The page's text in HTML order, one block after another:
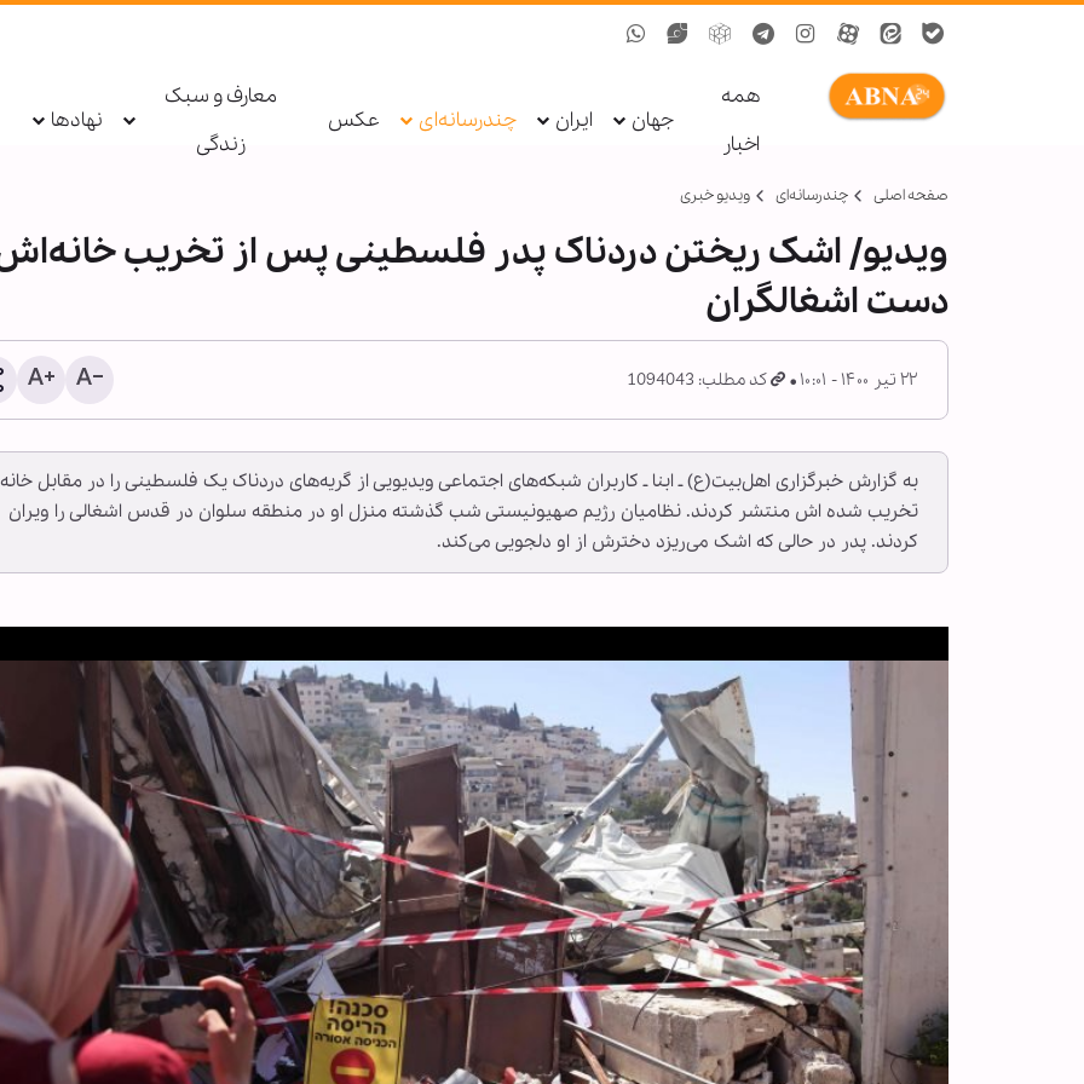
همه
اخبار
جهان ایران چندرسانه‌ای عکس
معارف و سبک
زندگی
نهادها
صفحه اصلی چندرسانه‌ای ویدیو خبری
ویدیو/ اشک ریختن دردناک پدر فلسطینی پس از تخریب
دست اشغالگران
۲۲ تیر ۱۴۰۰ - ۱۰:۰۱ کد مطلب: 1094043
به گزارش خبرگزاری اهل‌بیت(ع) ـ ابنا ـ کاربران شبکه‌های اجتماعی ویدیویی از گریه‌های دردناک یک فلسطینی را در مقابل خانه
تخریب شده اش منتشر کردند. نظامیان رژیم صهیونیستی شب گذشته منزل او در منطقه سلوان در قدس اشغالی را ویران
کردند. پدر در حالی که اشک می‌ریزد دخترش از او دلجویی می‌کند.
معرفی بیش از ۱۹۰
اربعینی در نورلایب؛ از
متنی تا گفت‌وگو با کتاب‌ها